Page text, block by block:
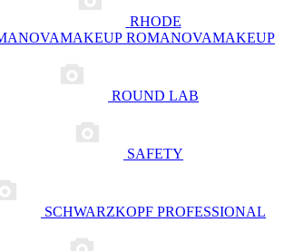
RHODE
ROMANOVAMAKEUP
ROUND LAB
SAFETY
SCHWARZKOPF PROFESSIONAL